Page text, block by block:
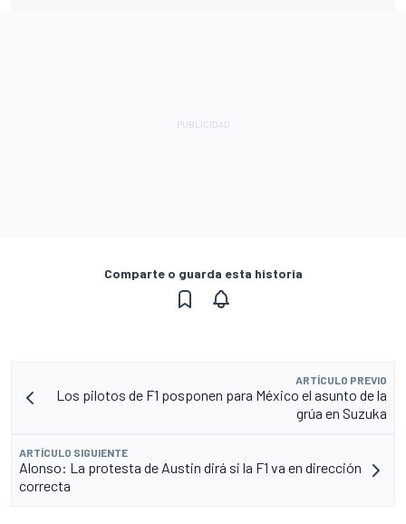
Comparte o guarda esta historia
ARTÍCULO PREVIO
Los pilotos de F1 posponen para México el asunto de la
grúa en Suzuka
ARTÍCULO SIGUIENTE
Alonso: La protesta de Austin dirá si la F1 va en dirección
correcta